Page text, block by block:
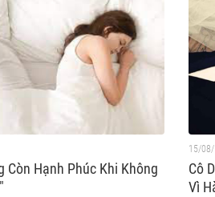
Còn Hạnh Phúc Khi Không
15/
Cô
Vì